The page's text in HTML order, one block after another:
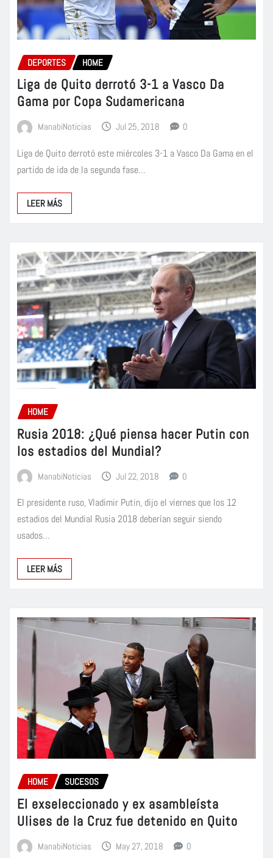
DEPORTES HOME
Liga de Quito derrotó 3-1 a Vasco Da
Gama por Copa Sudamericana
ManabiNoticias Jul 25, 2018 0
Liga de Quito derrotó este miércoles 3-1 a Vasco Da Gama en el
partido de ida de la segunda fase…
LEER MÁS
HOME
Rusia 2018: ¿Qué piensa hacer Putin con
los estadios del Mundial?
ManabiNoticias Jul 22, 2018 0
El presidente ruso, Vladimir Putin, dijo el viernes que los 12
estadios del Mundial Rusia 2018 deberían seguir siendo
usados…
LEER MÁS
HOME SUCESOS
El exseleccionado y ex asambleísta
Ulises de la Cruz fue detenido en Quito
ManabiNoticias May 27, 2018 0